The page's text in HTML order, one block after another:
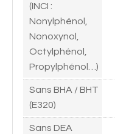
(INCI :
Nonylphénol,
Nonoxynol,
Octylphénol,
Propylphénol…)
Sans BHA / BHT
(E320)
Sans DEA